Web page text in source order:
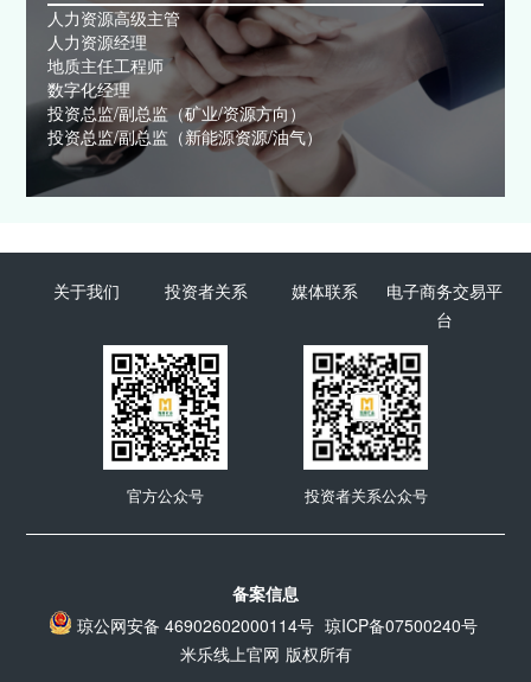
人力资源高级主管
人力资源经理
地质主任工程师
数字化经理
投资总监/副总监（矿业/资源方向）
投资总监/副总监（新能源资源/油气）
关于我们 投资者关系 媒体联系
电子商务交易平
台
官方公众号 投资者关系公众号
备案信息
琼公网安备 46902602000114号 琼ICP备07500240号
米乐线上官网 版权所有